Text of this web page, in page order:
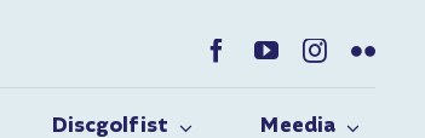
Discgolfist
Meedia